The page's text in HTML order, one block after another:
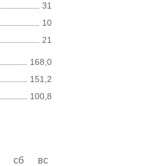
31
10
21
168,0
151,2
100,8
сб
вс